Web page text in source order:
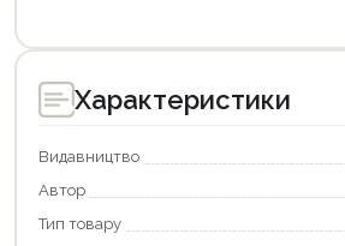
Характеристики
Видавництво
Автор
Тип товару